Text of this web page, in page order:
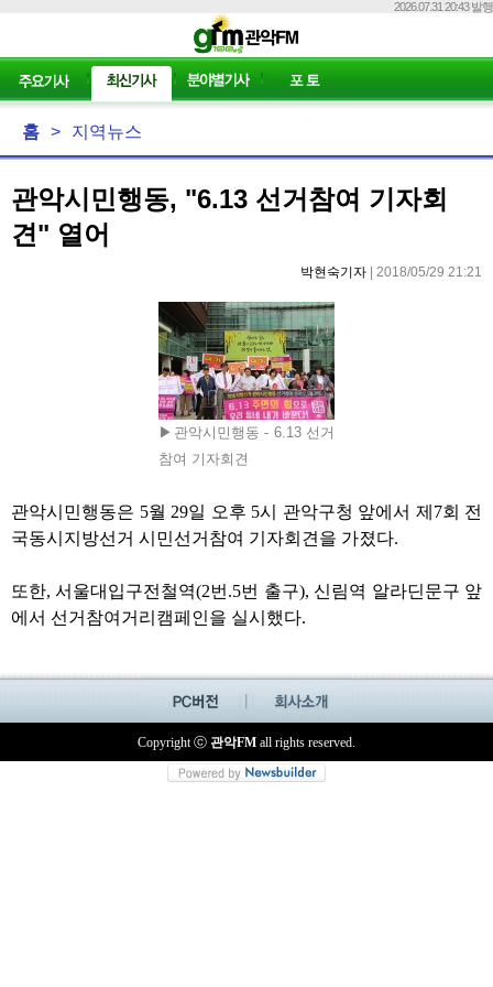
2026.07.31 20:43 발행
홈 > 지역뉴스
관악시민행동, "6.13 선거참여 기자회
견" 열어
박현숙기자 | 2018/05/29 21:21
▶관악시민행동 - 6.13 선거
참여 기자회견
관악시민행동은 5월 29일 오후 5시 관악구청 앞에서 제7회 전
국동시지방선거 시민선거참여 기자회견을 가졌다.
또한, 서울대입구전철역(2번.5번 출구), 신림역 알라딘문구 앞
에서 선거참여거리캠페인을 실시했다.
Copyright ⓒ 관악FM all rights reserved.